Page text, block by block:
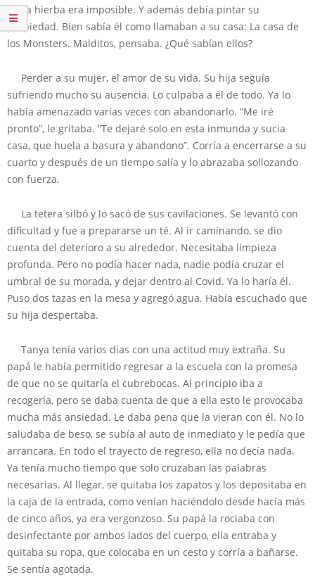
tanta hierba era imposible. Y además debía pintar su
propiedad. Bien sabía él como llamaban a su casa: La casa de
los Monsters. Malditos, pensaba. ¿Qué sabían ellos?
Perder a su mujer, el amor de su vida. Su hija seguía
sufriendo mucho su ausencia. Lo culpaba a él de todo. Ya lo
había amenazado varias veces con abandonarlo. “Me iré
pronto”, le gritaba. “Te dejaré solo en esta inmunda y sucia
casa, que huela a basura y abandono”. Corría a encerrarse a su
cuarto y después de un tiempo salía y lo abrazaba sollozando
con fuerza.
La tetera silbó y lo sacó de sus cavilaciones. Se levantó con
dificultad y fue a prepararse un té. Al ir caminando, se dio
cuenta del deterioro a su alrededor. Necesitaba limpieza
profunda. Pero no podía hacer nada, nadie podía cruzar el
umbral de su morada, y dejar dentro al Covid. Ya lo haría él.
Puso dos tazas en la mesa y agregó agua. Había escuchado que
su hija despertaba.
Tanya tenía varios días con una actitud muy extraña. Su
papá le había permitido regresar a la escuela con la promesa
de que no se quitaría el cubrebocas. Al principio iba a
recogerla, pero se daba cuenta de que a ella esto le provocaba
mucha más ansiedad. Le daba pena que la vieran con él. No lo
saludaba de beso, se subía al auto de inmediato y le pedía que
arrancara. En todo el trayecto de regreso, ella no decía nada.
Ya tenía mucho tiempo que solo cruzaban las palabras
necesarias. Al llegar, se quitaba los zapatos y los depositaba en
la caja de la entrada, como venían haciéndolo desde hacía más
de cinco años, ya era vergonzoso. Su papá la rociaba con
desinfectante por ambos lados del cuerpo, ella entraba y
quitaba su ropa, que colocaba en un cesto y corría a bañarse.
Se sentía agotada.